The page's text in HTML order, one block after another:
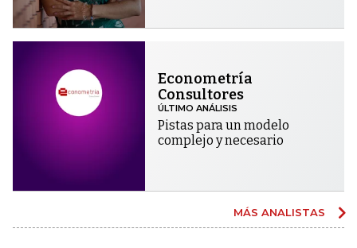
Econometría
Consultores
ÚLTIMO ANÁLISIS
Pistas para un modelo
complejo y necesario
MÁS ANALISTAS